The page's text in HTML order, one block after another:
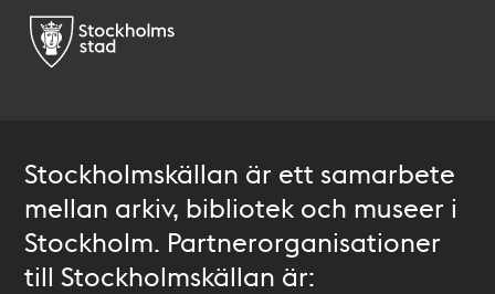
Stockholmskällan är ett samarbete
mellan arkiv, bibliotek och museer i
Stockholm. Partnerorganisationer
till Stockholmskällan är: